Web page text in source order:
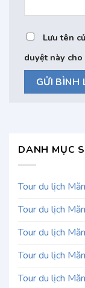
Lưu tên
duyệt này
DANH MỤC
Tour du lịch
Tour du lịch
Tour du lịch
Tour du lịch
Tour du lịch